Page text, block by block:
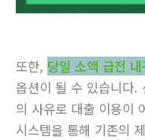
또한, 당일 소액 급전 내
옵션이 될 수 있습니다.
의 사유로 대출 이용이
시스템을 통해 기존의